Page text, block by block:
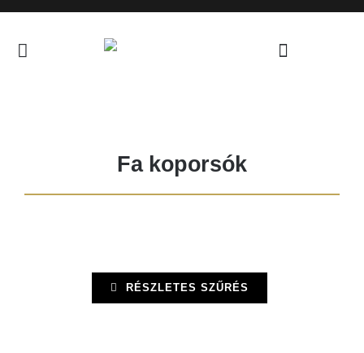
Skip
content
Fa koporsók
RÉSZLETES SZŰRÉS